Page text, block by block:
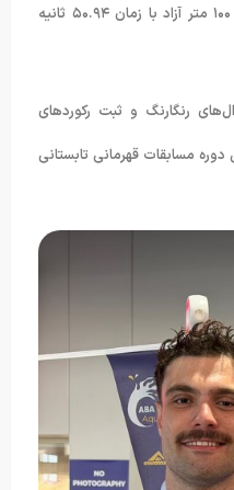
خود کرد. رشیدپور همچنین در ماده ۱۰۰ متر آزاد با زمان ۵۰.۹۴ ثانیه
رنگارنگ و ثبت رکوردهای
مسابقات قهرمانی تابستانی